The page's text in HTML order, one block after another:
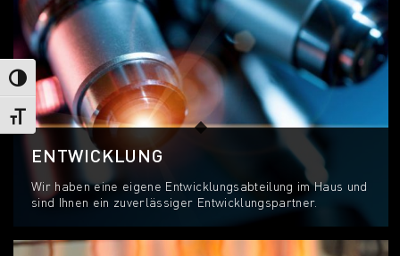
Umschalten auf hohe Kontraste
Schrift vergrößern
ENTWICKLUNG
Wir haben eine eigene Entwicklungsabteilung im Haus und
sind Ihnen ein zuverlässiger Entwicklungspartner.